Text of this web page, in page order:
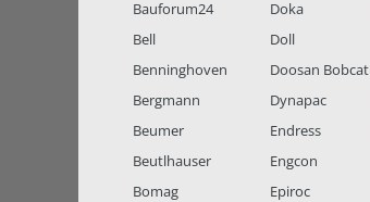
Bauforum24
Bell
Benninghoven
Bergmann
Beumer
Beutlhauser
Bomag
Doka
Doll
Doosan Bobcat
Dynapac
Endress
Engcon
Epiroc